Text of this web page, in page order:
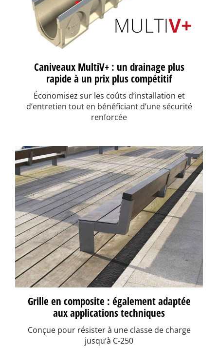
Caniveaux MultiV+ : un drainage plus
rapide à un prix plus compétitif
Économisez sur les coûts d’installation et
d’entretien tout en bénéficiant d’une sécurité
renforcée
Grille en composite : également adaptée
aux applications techniques
Conçue pour résister à une classe de charge
jusqu’à C-250